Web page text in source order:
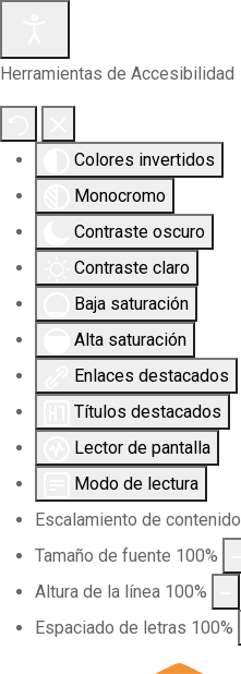
Herramientas de Accesibilidad
Colores invertidos
Monocromo
Contraste oscuro
Contraste claro
Baja saturación
Alta saturación
Enlaces destacados
Títulos destacados
Lector de pantalla
Modo de lectura
Escalamiento de contenido
Tamaño de fuente 100%
Altura de la línea 100%
Espaciado de letras 100%